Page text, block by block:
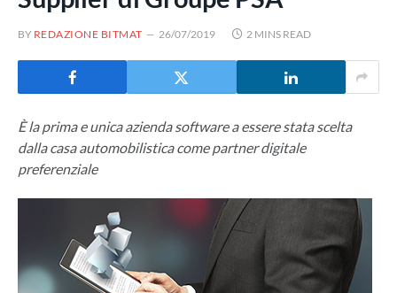
BY REDAZIONE BITMAT 26/07/2019 2 MINS READ
È la prima e unica azienda software a essere stata scelta
dalla casa automobilistica come partner digitale
preferenziale